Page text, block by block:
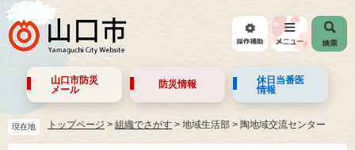
山口市防災
メール
防災情報
休日当番医
情報
現在地 トップページ > 組織でさがす > 地域生活部 > 陶地域交流センター